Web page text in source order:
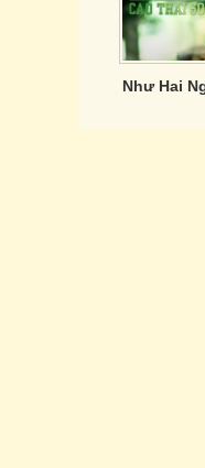
Như Hai